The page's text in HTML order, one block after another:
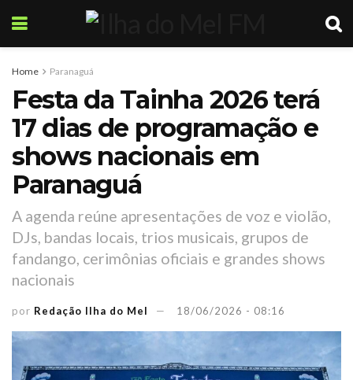
Home Paranaguá
Festa da Tainha 2026 terá
17 dias de programação e
shows nacionais em
Paranaguá
A agenda reúne apresentações de voz e violão,
DJs, bandas locais, trios musicais, grupos de
fandango, cerimônias oficiais e grandes shows
nacionais
por Redação Ilha do Mel 18/06/2026 - 08:16